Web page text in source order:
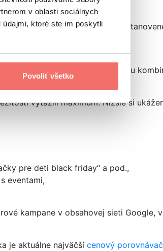
v oblasti sociálnych
ktoré ste im poskytli
Povoliť všetko
potrebnú výkonnosť v zmysle
kanálov
. Vhodnou
vyťažili maximum. Nižšie si
pre deti black friday“ a pod.,
eventami,
kampane v obsahovej sieti Google,
je aktuálne najväčší cenový porovnávač